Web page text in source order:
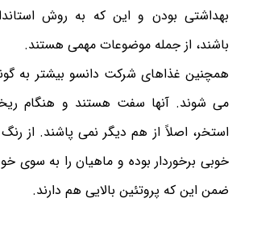
بهداشتی بودن و این که به روش
باشند، از جمله موضوعات مهمی هستند.
همچنین غذاهای شرکت دانسو بیشتر به
می شوند. آنها سفت هستند و هنگام
استخر، اصلاً از هم دیگر‌ نمی‌ پاشند. از
خوبی برخوردار بوده و ماهیان را به سوی
ضمن این که پروتئین بالایی هم دارند.